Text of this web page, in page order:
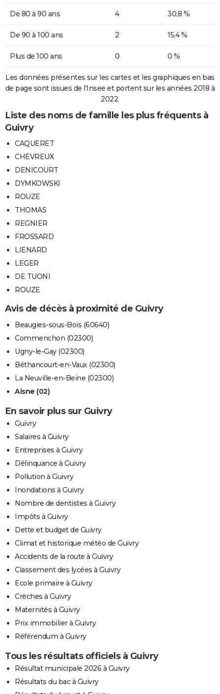
De 80 à 90 ans 4 30,8 %
De 90 à 100 ans 2 15,4 %
Plus de 100 ans 0 0 %
Les données présentes sur les cartes et les graphiques en bas
de page sont issues de l'Insee et portent sur les années 2018 à
2022.
Liste des noms de famille les plus fréquents à
Guivry
CAQUERET
CHEVREUX
DENICOURT
DYMKOWSKI
ROUZE
THOMAS
REGNIER
FROSSARD
LIENARD
LEGER
DE TUONI
ROUZE
Avis de décès à proximité de Guivry
Beaugies-sous-Bois (60640)
Commenchon (02300)
Ugny-le-Gay (02300)
Béthancourt-en-Vaux (02300)
La Neuville-en-Beine (02300)
Aisne (02)
En savoir plus sur Guivry
Guivry
Salaires à Guivry
Entreprises à Guivry
Délinquance à Guivry
Pollution à Guivry
Inondations à Guivry
Nombre de dentistes à Guivry
Impôts à Guivry
Dette et budget de Guivry
Climat et historique météo de Guivry
Accidents de la route à Guivry
Classement des lycées à Guivry
Ecole primaire à Guivry
Crèches à Guivry
Maternités à Guivry
Prix immobilier à Guivry
Référendum à Guivry
Tous les résultats officiels à Guivry
Résultat municipale 2026 à Guivry
Résultats du bac à Guivry